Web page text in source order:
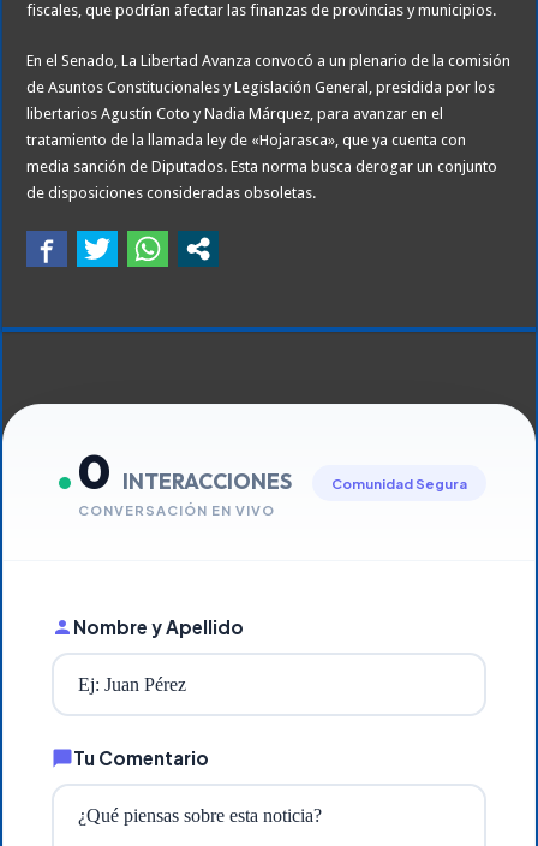
fiscales, que podrían afectar las finanzas de provincias y municipios.
En el Senado, La Libertad Avanza convocó a un plenario de la comisión
de Asuntos Constitucionales y Legislación General, presidida por los
libertarios Agustín Coto y Nadia Márquez, para avanzar en el
tratamiento de la llamada ley de «Hojarasca», que ya cuenta con
media sanción de Diputados. Esta norma busca derogar un conjunto
de disposiciones consideradas obsoletas.
0 INTERACCIONES
CONVERSACIÓN EN VIVO
Comunidad Segura
Nombre y Apellido
Tu Comentario